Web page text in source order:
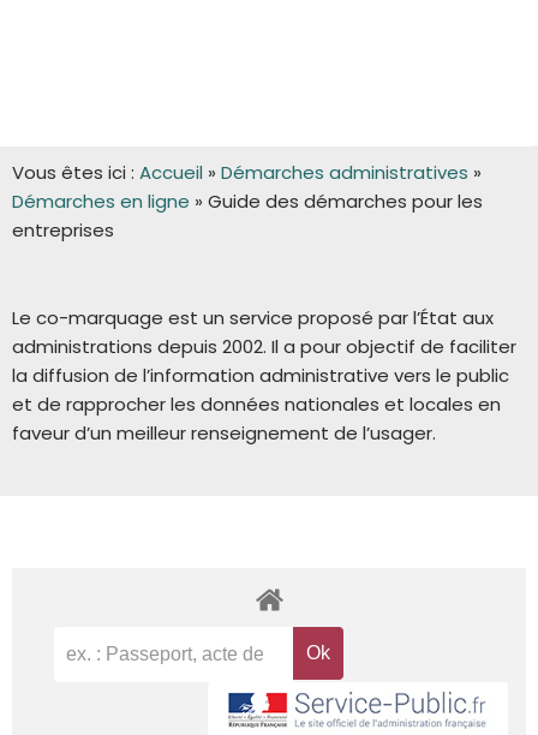
Vous êtes ici : Accueil » Démarches administratives »
Démarches en ligne » Guide des démarches pour les
entreprises
Le co-marquage est un service proposé par l’État aux
administrations depuis 2002. Il a pour objectif de faciliter
la diffusion de l’information administrative vers le public
et de rapprocher les données nationales et locales en
faveur d’un meilleur renseignement de l’usager.